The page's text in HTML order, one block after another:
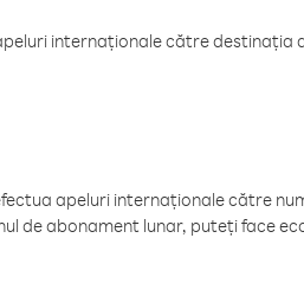
internaționale către destinația
apeluri internaționale către
de abonament lunar, puteți face